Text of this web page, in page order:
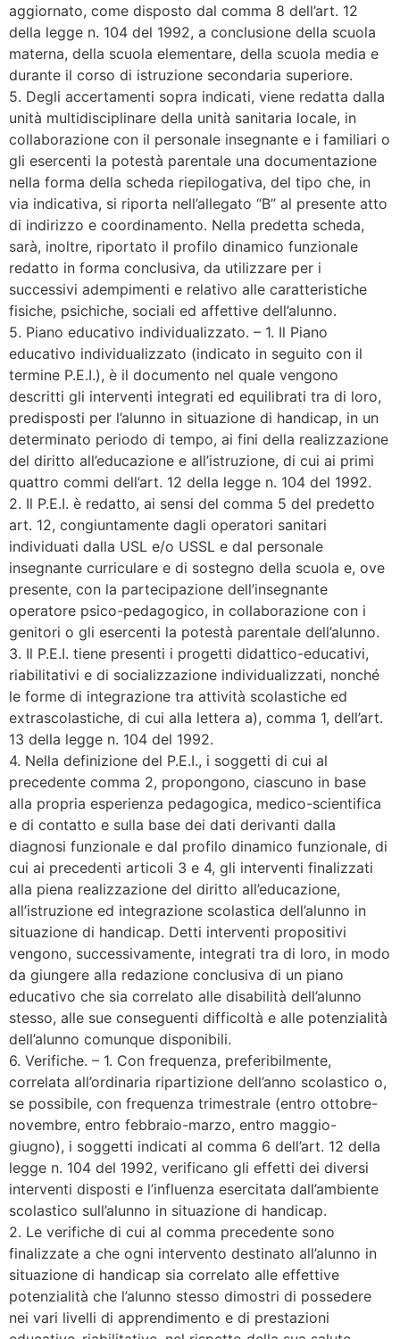
aggiornato, come disposto dal comma 8 dell’art. 12
della legge n. 104 del 1992, a conclusione della scuola
materna, della scuola elementare, della scuola media e
durante il corso di istruzione secondaria superiore.
5. Degli accertamenti sopra indicati, viene redatta dalla
unità multidisciplinare della unità sanitaria locale, in
collaborazione con il personale insegnante e i familiari o
gli esercenti la potestà parentale una documentazione
nella forma della scheda riepilogativa, del tipo che, in
via indicativa, si riporta nell’allegato “B” al presente atto
di indirizzo e coordinamento. Nella predetta scheda,
sarà, inoltre, riportato il profilo dinamico funzionale
redatto in forma conclusiva, da utilizzare per i
successivi adempimenti e relativo alle caratteristiche
fisiche, psichiche, sociali ed affettive dell’alunno.
5. Piano educativo individualizzato. – 1. Il Piano
educativo individualizzato (indicato in seguito con il
termine P.E.I.), è il documento nel quale vengono
descritti gli interventi integrati ed equilibrati tra di loro,
predisposti per l’alunno in situazione di handicap, in un
determinato periodo di tempo, ai fini della realizzazione
del diritto all’educazione e all’istruzione, di cui ai primi
quattro commi dell’art. 12 della legge n. 104 del 1992.
2. Il P.E.I. è redatto, ai sensi del comma 5 del predetto
art. 12, congiuntamente dagli operatori sanitari
individuati dalla USL e/o USSL e dal personale
insegnante curriculare e di sostegno della scuola e, ove
presente, con la partecipazione dell’insegnante
operatore psico-pedagogico, in collaborazione con i
genitori o gli esercenti la potestà parentale dell’alunno.
3. Il P.E.I. tiene presenti i progetti didattico-educativi,
riabilitativi e di socializzazione individualizzati, nonché
le forme di integrazione tra attività scolastiche ed
extrascolastiche, di cui alla lettera a), comma 1, dell’art.
13 della legge n. 104 del 1992.
4. Nella definizione del P.E.I., i soggetti di cui al
precedente comma 2, propongono, ciascuno in base
alla propria esperienza pedagogica, medico-scientifica
e di contatto e sulla base dei dati derivanti dalla
diagnosi funzionale e dal profilo dinamico funzionale, di
cui ai precedenti articoli 3 e 4, gli interventi finalizzati
alla piena realizzazione del diritto all’educazione,
all’istruzione ed integrazione scolastica dell’alunno in
situazione di handicap. Detti interventi propositivi
vengono, successivamente, integrati tra di loro, in modo
da giungere alla redazione conclusiva di un piano
educativo che sia correlato alle disabilità dell’alunno
stesso, alle sue conseguenti difficoltà e alle potenzialità
dell’alunno comunque disponibili.
6. Verifiche. – 1. Con frequenza, preferibilmente,
correlata all’ordinaria ripartizione dell’anno scolastico o,
se possibile, con frequenza trimestrale (entro ottobre-
novembre, entro febbraio-marzo, entro maggio-
giugno), i soggetti indicati al comma 6 dell’art. 12 della
legge n. 104 del 1992, verificano gli effetti dei diversi
interventi disposti e l’influenza esercitata dall’ambiente
scolastico sull’alunno in situazione di handicap.
2. Le verifiche di cui al comma precedente sono
finalizzate a che ogni intervento destinato all’alunno in
situazione di handicap sia correlato alle effettive
potenzialità che l’alunno stesso dimostri di possedere
nei vari livelli di apprendimento e di prestazioni